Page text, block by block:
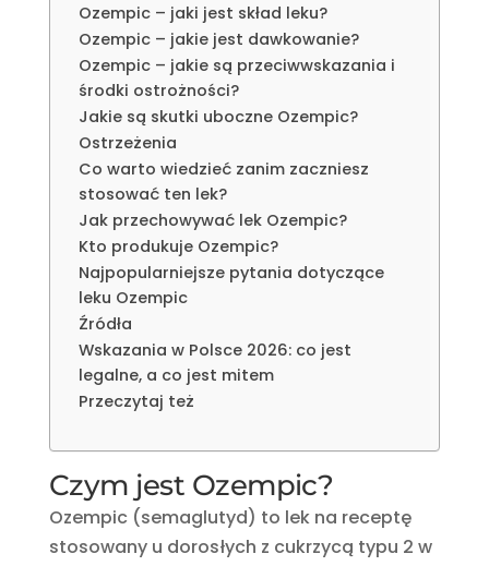
Ozempic – jaki jest skład leku?
Ozempic – jakie jest dawkowanie?
Ozempic – jakie są przeciwwskazania i
środki ostrożności?
Jakie są skutki uboczne Ozempic?
Ostrzeżenia
Co warto wiedzieć zanim zaczniesz
stosować ten lek?
Jak przechowywać lek Ozempic?
Kto produkuje Ozempic?
Najpopularniejsze pytania dotyczące
leku Ozempic
Źródła
Wskazania w Polsce 2026: co jest
legalne, a co jest mitem
Przeczytaj też
Czym jest Ozempic?
Ozempic (semaglutyd) to lek na receptę
stosowany u dorosłych z cukrzycą typu 2 w